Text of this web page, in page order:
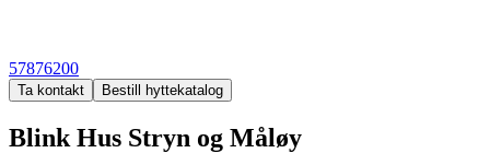
57876200
Ta kontakt Bestill hyttekatalog
Blink Hus Stryn og Måløy